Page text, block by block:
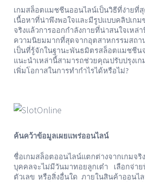
เกมสล็อตแมชชีนออนไลน์เป็นวิธีที่ง่ายที่
เนื้อหาที่น่าพึงพอใจและมีรูปแบบคลิปเกม
จริงแล้วการออกกำลังกายที่น่าสนใจเหล่
ความนิยมมากที่สุดจากอุตสาหกรรมสถา
เป็นที่รู้จักในฐานะพันธมิตรสล็อตแมชชีน
แนะนำเหล่านี้สามารถช่วยคุณปรับปรุงเ
เพิ่มโอกาสในการทำกำไรได้หรือไม่?
ค้นคว้าข้อมูลเผยแพร่ออนไลน์
ชื่อเกมสล็อตออนไลน์แตกต่างจากเกมจริ
บุคคลจะไม่มีวันมาทอยลูกเต๋า
เลือกจ่า
ตัวเลข หรือสิ่งอื่นใด ภายในสินค้าออนไ